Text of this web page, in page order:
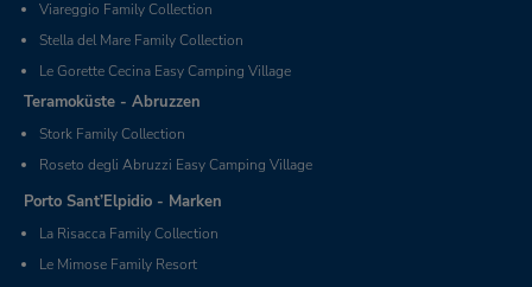
Viareggio Family Collection
Stella del Mare Family Collection
Le Gorette Cecina Easy Camping Village
Teramoküste - Abruzzen
Stork Family Collection
Roseto degli Abruzzi Easy Camping Village
Porto Sant’Elpidio - Marken
La Risacca Family Collection
Le Mimose Family Resort